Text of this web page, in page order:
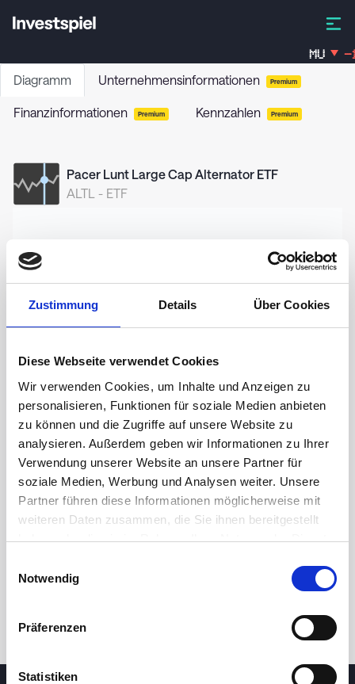
Zustimmung Details Über Cookies
Diese Webseite verwendet Cookies
Wir verwenden Cookies, um Inhalte und Anzeigen zu
personalisieren, Funktionen für soziale Medien anbieten
zu können und die Zugriffe auf unsere Website zu
analysieren. Außerdem geben wir Informationen zu Ihrer
Verwendung unserer Website an unsere Partner für
soziale Medien, Werbung und Analysen weiter. Unsere
Partner führen diese Informationen möglicherweise mit
weiteren Daten zusammen, die Sie ihnen bereitgestellt
haben oder die sie im Rahmen Ihrer Nutzung der Dienste
Notwendig
Präferenzen
Statistiken
MU -
Diagramm Unternehmensinformationen Premium
Finanzinformationen Premium Kennzahlen Premium
Pacer Lunt Large Cap Alternator ETF
ALTL - ETF
44,0
7. Mai 2026 23. Juni 2026 6. August 2026
24 Std. 1M 3M 1J 5J